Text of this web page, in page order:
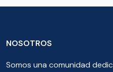
NOSOTROS
Somos una comunidad